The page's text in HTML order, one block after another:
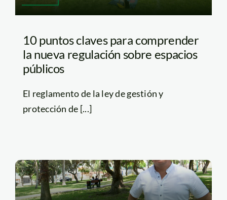
10 puntos claves para comprender
la nueva regulación sobre espacios
públicos
El reglamento de la ley de gestión y
protección de [...]